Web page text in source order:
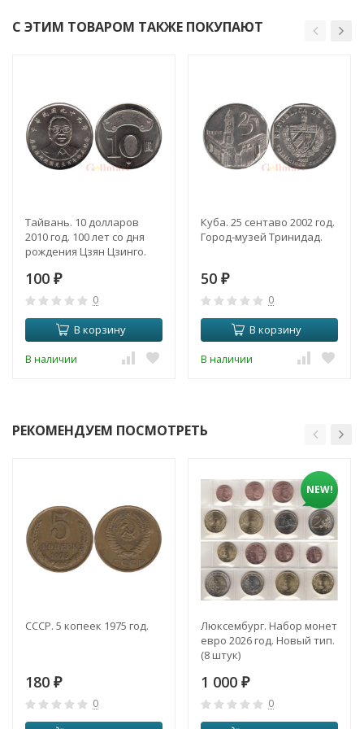
С ЭТИМ ТОВАРОМ ТАКЖЕ ПОКУПАЮТ
Тайвань. 10 долларов
2010 год. 100 лет со дня
рождения Цзян Цзинго.
100 ₽
0
В корзину
В наличии
Куба. 25 сентаво 2002 год.
Город-музей Тринидад.
50 ₽
0
В корзину
В наличии
РЕКОМЕНДУЕМ ПОСМОТРЕТЬ
СССР. 5 копеек 1975 год.
180 ₽
0
NEW!
Люксембург. Набор монет
евро 2026 год. Новый тип.
(8 штук)
1 000 ₽
0